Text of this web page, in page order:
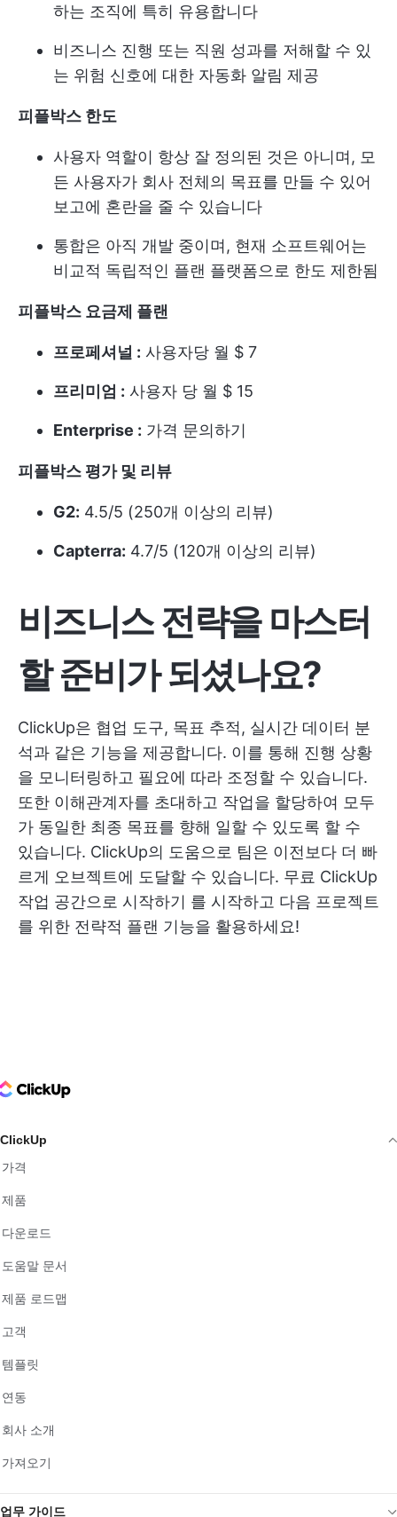
하는 조직에 특히 유용합니다
비즈니스 진행 또는 직원 성과를 저해할 수 있
는 위험 신호에 대한 자동화 알림 제공
피플박스 한도
사용자 역할이 항상 잘 정의된 것은 아니며, 모
든 사용자가 회사 전체의 목표를 만들 수 있어
보고에 혼란을 줄 수 있습니다
통합은 아직 개발 중이며, 현재 소프트웨어는
비교적 독립적인 플랜 플랫폼으로 한도 제한됨
피플박스 요금제 플랜
프로페셔널 : 사용자당 월 $ 7
프리미엄 : 사용자 당 월 $ 15
Enterprise : 가격 문의하기
피플박스 평가 및 리뷰
G2: 4.5/5 (250개 이상의 리뷰)
Capterra: 4.7/5 (120개 이상의 리뷰)
비즈니스 전략을 마스터
할 준비가 되셨나요?
ClickUp은 협업 도구, 목표 추적, 실시간 데이터 분
석과 같은 기능을 제공합니다. 이를 통해 진행 상황
을 모니터링하고 필요에 따라 조정할 수 있습니다.
또한 이해관계자를 초대하고 작업을 할당하여 모두
가 동일한 최종 목표를 향해 일할 수 있도록 할 수
있습니다. ClickUp의 도움으로 팀은 이전보다 더 빠
르게 오브젝트에 도달할 수 있습니다. 무료 ClickUp
작업 공간으로 시작하기 를 시작하고 다음 프로젝트
를 위한 전략적 플랜 기능을 활용하세요!
Logo
ClickUp
가격
제품
다운로드
도움말 문서
제품 로드맵
고객
템플릿
연동
회사 소개
가져오기
업무 가이드